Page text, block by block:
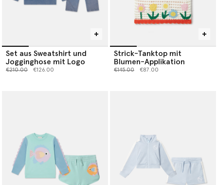
Set aus Sweatshirt und
Jogginghose mit Logo
Preis reduziert von
€210.00bis€126.00
Strick-Tanktop mit
Blumen-Applikation
Preis reduziert von
€145.00bis€87.00